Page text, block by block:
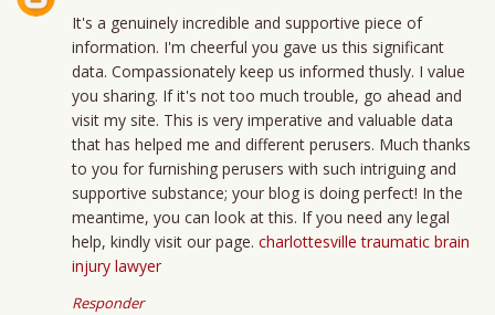
It's a genuinely incredible and supportive piece of
information. I'm cheerful you gave us this significant
data. Compassionately keep us informed thusly. I value
you sharing. If it's not too much trouble, go ahead and
visit my site. This is very imperative and valuable data
that has helped me and different perusers. Much thanks
to you for furnishing perusers with such intriguing and
supportive substance; your blog is doing perfect! In the
meantime, you can look at this. If you need any legal
help, kindly visit our page. charlottesville traumatic brain
injury lawyer
Responder